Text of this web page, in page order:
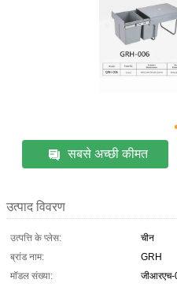
सबसे अच्छी कीमत
उत्पाद विवरण
उत्पत्ति के प्लेस:
चीन
ब्रांड नाम:
GRH
मॉडल संख्या:
जीआरएच-